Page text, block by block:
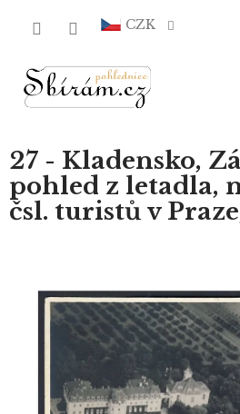
CZK
27 - Kladensko,
pohled z letadla,
čsl. turistů v